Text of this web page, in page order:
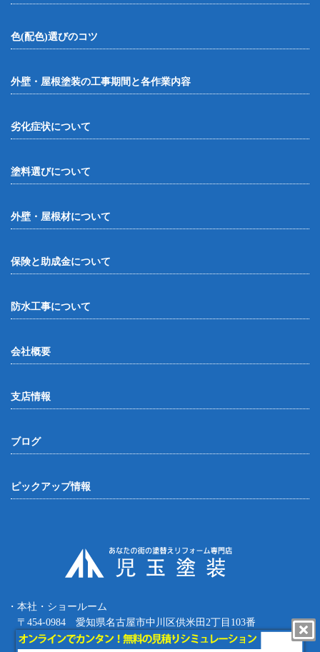
色(配色)選びのコツ
外壁・屋根塗装の工事期間と各作業内容
劣化症状について
塗料選びについて
外壁・屋根材について
保険と助成金について
防水工事について
会社概要
支店情報
ブログ
ピックアップ情報
・本社・ショールーム
〒454-0984 愛知県名古屋市中川区供米田2丁目103番
Tel.052-387-8427 Fax.052-387-8497